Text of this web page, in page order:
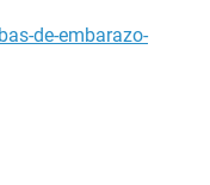
de-embarazo-